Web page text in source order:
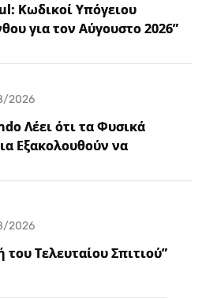
Κωδικοί Υπόγειου
για τον Αύγουστο 2026”
2026
Λέει ότι τα Φυσικά
Εξακολουθούν να
2026
του Τελευταίου Σπιτιού”